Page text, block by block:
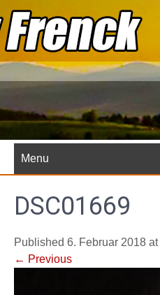
Skip
to
content
Menu
DSC01669
Published 6. Februar 2018 at
← Previous